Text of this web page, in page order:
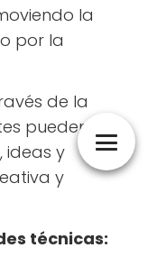
la
por la
de la
pueden
ideas y
y
técnicas: